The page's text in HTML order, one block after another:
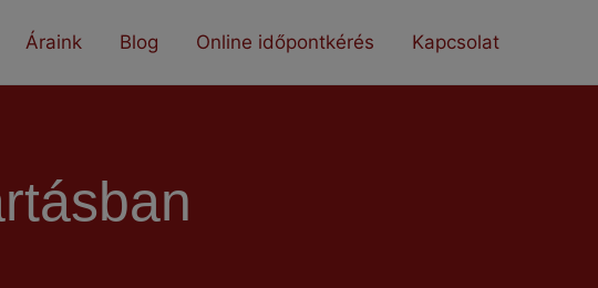
Áraink Blog Online időpontkérés Kapcsolat